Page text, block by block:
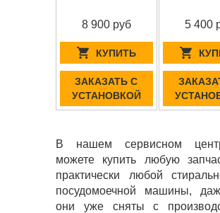
8 900 руб
КУПИТЬ
ЗАКАЗАТЬ С
УСТАНОВКОЙ
5 400
В нашем сервисном
можете купить любую
практически любой
посудомоечной машины,
они уже сняты с